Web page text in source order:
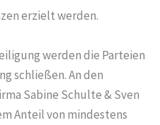
erzielt werden.
werden die Parteien
schließen. An den
Sabine Schulte & Sven
Anteil von mindestens